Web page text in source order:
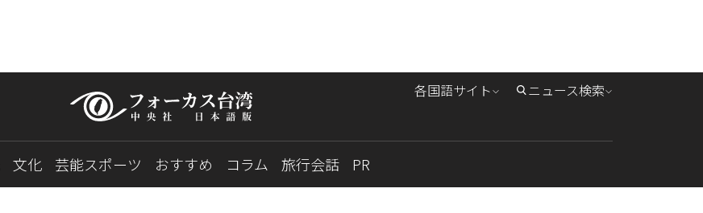
各国語サイト ニュース検索
文化 芸能スポーツ おすすめ コラム 旅行会話 PR